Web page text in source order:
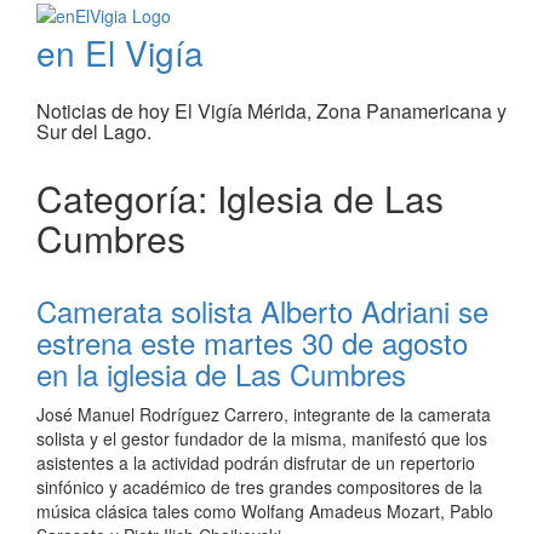
en El Vigía
Noticias de hoy El Vigía Mérida, Zona Panamericana y
Sur del Lago.
Categoría: Iglesia de Las
Cumbres
Camerata solista Alberto Adriani se
estrena este martes 30 de agosto
en la iglesia de Las Cumbres
José Manuel Rodríguez Carrero, integrante de la camerata
solista y el gestor fundador de la misma, manifestó que los
asistentes a la actividad podrán disfrutar de un repertorio
sinfónico y académico de tres grandes compositores de la
música clásica tales como Wolfang Amadeus Mozart, Pablo